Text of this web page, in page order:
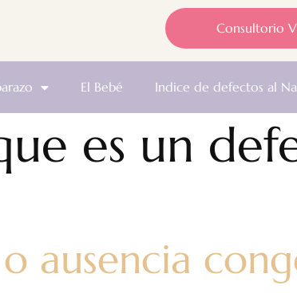
Consultorio
El Bebé Indice de defectos al
es un
ausencia